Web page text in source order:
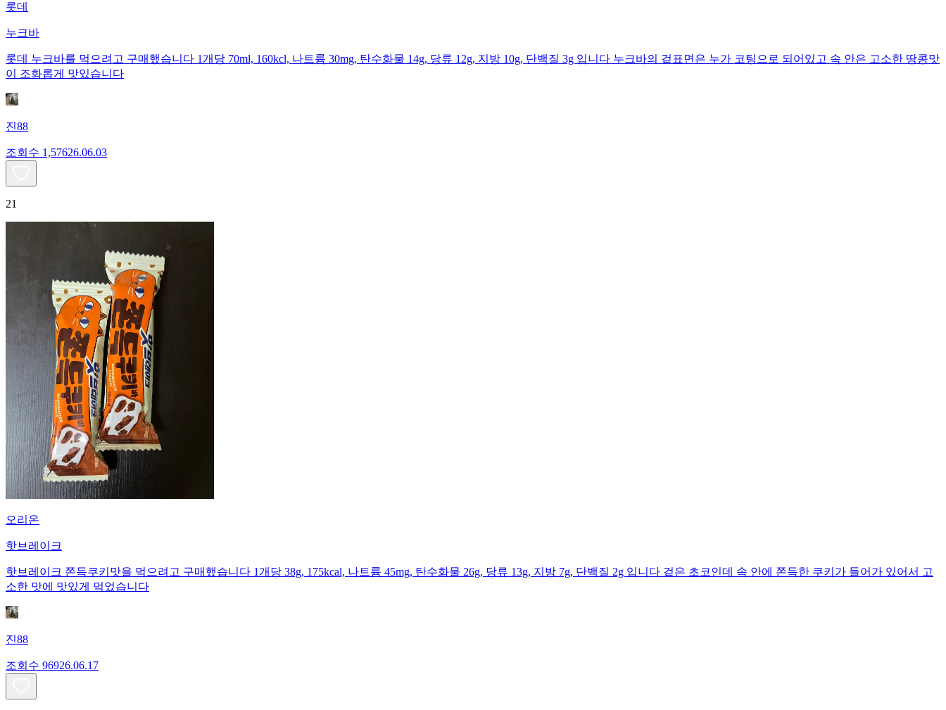
롯데
누크바
롯데 누크바를 먹으려고 구매했습니다 1개당 70ml, 160kcl, 나트륨 30mg, 탄수화물 14g, 당류 12g, 지방 10g, 단백질 3g 입니다 누크바의 겉표면은 누가 코팅으로 되어있고 속 안은 고소한 땅콩맛
이 조화롭게 맛있습니다
진88
조회수 1,57626.06.03
21
오리온
핫브레이크
핫브레이크 쫀득쿠키맛을 먹으려고 구매했습니다 1개당 38g, 175kcal, 나트륨 45mg, 탄수화물 26g, 당류 13g, 지방 7g, 단백질 2g 입니다 겉은 초코인데 속 안에 쫀득한 쿠키가 들어가 있어서 고
소한 맛에 맛있게 먹었습니다
진88
조회수 96926.06.17